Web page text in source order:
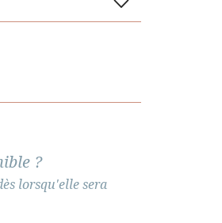
?
lorsqu'elle sera